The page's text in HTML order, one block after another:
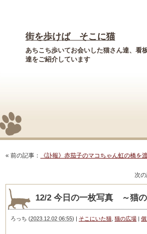
街を歩けば そこに猫
あちこち歩いてお会いした猫さん達、看
達をご紹介しています
« 前の記事： 《訃報》赤茄子のマコちゃん虹の橋を
次の
12/2 今日の一枚写真 ～猫
ろっち (2023.12.02 06:55) | そこにいた猫 猫の広場 |